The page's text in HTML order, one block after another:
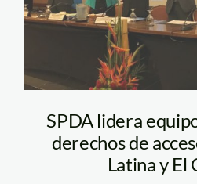
SPDA lidera
derechos de
Latina y El